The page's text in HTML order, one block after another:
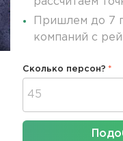
Пришлем до 7
компаний с
Сколько персон?